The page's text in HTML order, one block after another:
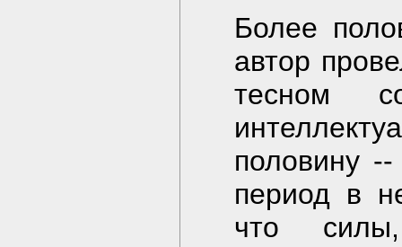
Более
автор
тесном
половину
период в
что